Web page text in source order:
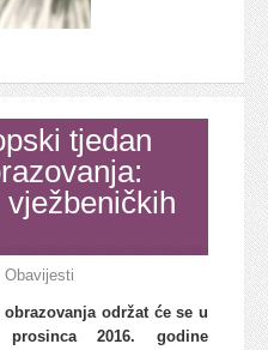
tjedan
Obavijesti
održat će se u
2016. godine